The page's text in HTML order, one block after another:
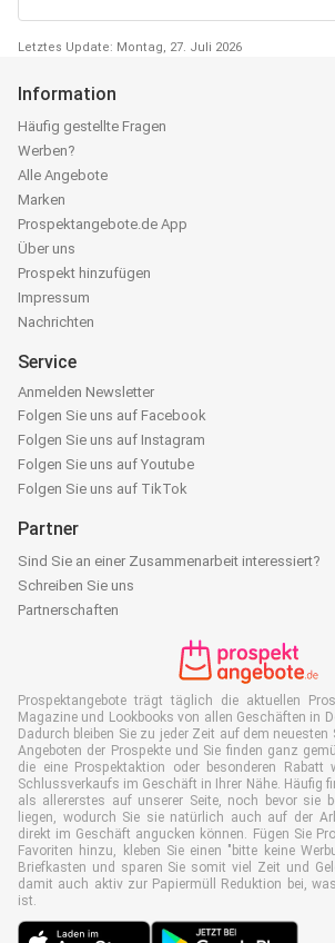
Letztes Update: Montag, 27. Juli 2026
Information
Häufig gestellte Fragen
Werben?
Alle Angebote
Marken
Prospektangebote.de App
Über uns
Prospekt hinzufügen
Impressum
Nachrichten
Service
Anmelden Newsletter
Folgen Sie uns auf Facebook
Folgen Sie uns auf Instagram
Folgen Sie uns auf Youtube
Folgen Sie uns auf TikTok
Partner
Sind Sie an einer Zusammenarbeit interessiert?
Schreiben Sie uns
Partnerschaften
Prospektangebote trägt täglich die aktuellen
Magazine und Lookbooks von allen Geschäften in
Dadurch bleiben Sie zu jeder Zeit auf dem neuesten
Angeboten der Prospekte und Sie finden ganz
die eine Prospektaktion oder besonderen Rabatt
Schlussverkaufs im Geschäft in Ihrer Nähe. Häufig
als allererstes auf unserer Seite, noch bevor sie
liegen, wodurch Sie sie natürlich auch auf der
direkt im Geschäft angucken können. Fügen Sie
Favoriten hinzu, kleben Sie einen "bitte keine
Briefkasten und sparen Sie somit viel Zeit und
damit auch aktiv zur Papiermüll Reduktion bei,
ist.